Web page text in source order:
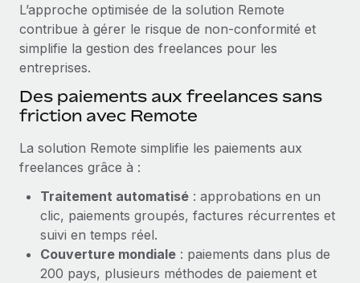
Comment Phiture gère ses 55 employés
répartis dans 19 pays grâce à Remote
Phiture, un leader notable du conseil en matière de
croissance mobile internationale, encourage les...
En savoir plus
L’approche optimisée de la solution Remote
contribue à gérer le risque de non‑conformité et
simplifie la gestion des freelances pour les
entreprises.
Des paiements aux freelances sans
friction avec Remote
La solution Remote simplifie les paiements aux
freelances grâce à :
Traitement automatisé : approbations en un
clic, paiements groupés, factures récurrentes et
suivi en temps réel.
Couverture mondiale : paiements dans plus de
200 pays, plusieurs méthodes de paiement et